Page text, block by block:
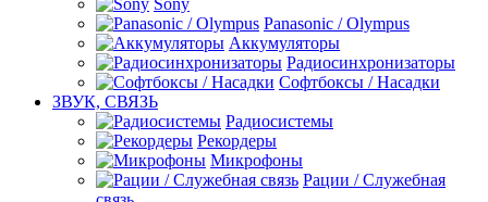
Sony
Panasonic / Olympus
Аккумуляторы
Радиосинхронизаторы
Софтбоксы / Насадки
ЗВУК, СВЯЗЬ
Радиосистемы
Рекордеры
Микрофоны
Рации / Служебная